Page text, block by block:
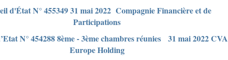
d'État N° 455349 31 mai 2022 Compagnie Financière et de
Participations
N° 454288 8ème - 3ème chambres réunies 31 mai 2022CVA
Europe Holding